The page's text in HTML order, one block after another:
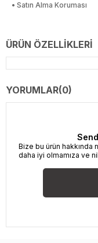
• Satın Alma Koruması
ÜRÜN ÖZELLIKLERI
YORUMLAR(0)
Bize bu ürün hakkında
daha iyi olmamıza ve